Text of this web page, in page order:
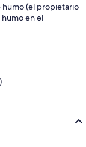
humo (el propietario
en el